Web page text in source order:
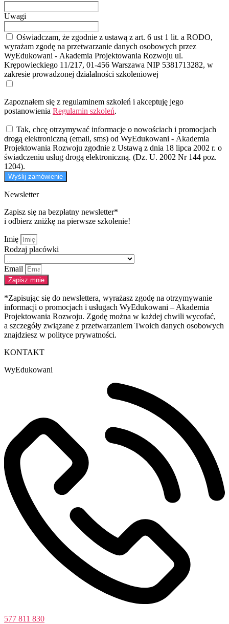
Uwagi
Oświadczam, że zgodnie z ustawą z art. 6 ust 1 lit. a RODO,
wyrażam zgodę na przetwarzanie danych osobowych przez
WyEdukowani - Akademia Projektowania Rozwoju ul.
Krępowieckiego 11/217, 01-456 Warszawa NIP 5381713282, w
zakresie prowadzonej działalności szkoleniowej
Zapoznałem się z regulaminem szkoleń i akceptuję jego
postanowienia Regulamin szkoleń.
Tak, chcę otrzymywać informacje o nowościach i promocjach
drogą elektroniczną (email, sms) od WyEdukowani - Akademia
Projektowania Rozwoju zgodnie z Ustawą z dnia 18 lipca 2002 r. o
świadczeniu usług drogą elektroniczną. (Dz. U. 2002 Nr 144 poz.
1204).
Wyślij zamówienie
Newsletter
Zapisz się na bezpłatny newsletter*
i odbierz zniżkę na pierwsze szkolenie!
Imię
Rodzaj placówki
Email
Zapisz mnie
*Zapisując się do newslettera, wyrażasz zgodę na otrzymywanie
informacji o promocjach i usługach WyEdukowani – Akademia
Projektowania Rozwoju. Zgodę można w każdej chwili wycofać,
a szczegóły związane z przetwarzaniem Twoich danych osobowych
znajdziesz w polityce prywatności.
KONTAKT
WyEdukowani
577 811 830